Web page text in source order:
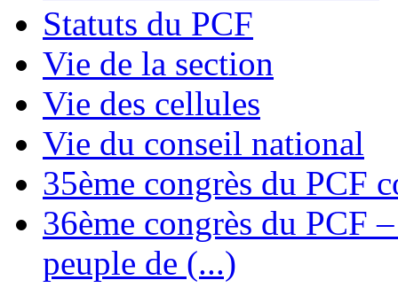
Statuts du PCF
Vie de la section
Vie des cellules
Vie du conseil national
35ème congrès du PCF
36ème congrès du PCF
peuple de (...)